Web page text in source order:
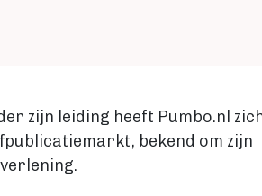
zijn leiding heeft Pumbo.nl
bekend om zijn